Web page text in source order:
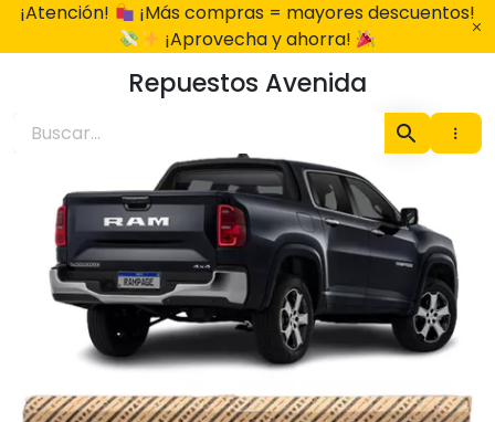
¡Atención!
¡Más compras = mayores descuentos!
¡Aprovecha y ahorra!
Repuestos Avenida